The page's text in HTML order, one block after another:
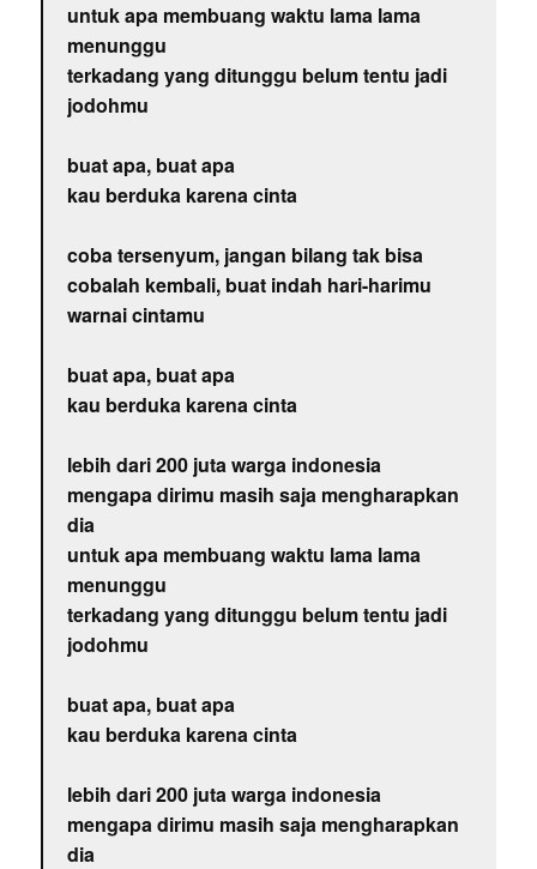
untuk apa membuang waktu lama lama
menunggu
terkadang yang ditunggu belum tentu jadi
jodohmu
buat apa, buat apa
kau berduka karena cinta
coba tersenyum, jangan bilang tak bisa
cobalah kembali, buat indah hari-harimu
warnai cintamu
buat apa, buat apa
kau berduka karena cinta
lebih dari 200 juta warga indonesia
mengapa dirimu masih saja mengharapkan
dia
untuk apa membuang waktu lama lama
menunggu
terkadang yang ditunggu belum tentu jadi
jodohmu
buat apa, buat apa
kau berduka karena cinta
lebih dari 200 juta warga indonesia
mengapa dirimu masih saja mengharapkan
dia